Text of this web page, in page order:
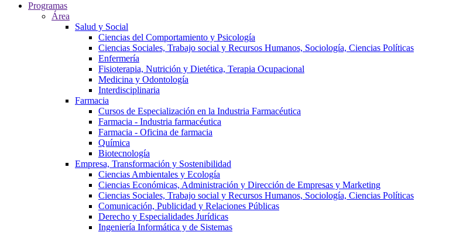
Programas
Área
Salud y Social
Ciencias del Comportamiento y Psicología
Ciencias Sociales, Trabajo social y Recursos Humanos, Sociología, Ciencias Políticas
Enfermería
Fisioterapia, Nutrición y Dietética, Terapia Ocupacional
Medicina y Odontología
Interdisciplinaria
Farmacia
Cursos de Especialización en la Industria Farmacéutica
Farmacia - Industria farmacéutica
Farmacia - Oficina de farmacia
Química
Biotecnología
Empresa, Transformación y Sostenibilidad
Ciencias Ambientales y Ecología
Ciencias Económicas, Administración y Dirección de Empresas y Marketing
Ciencias Sociales, Trabajo social y Recursos Humanos, Sociología, Ciencias Políticas
Comunicación, Publicidad y Relaciones Públicas
Derecho y Especialidades Jurídicas
Ingeniería Informática y de Sistemas